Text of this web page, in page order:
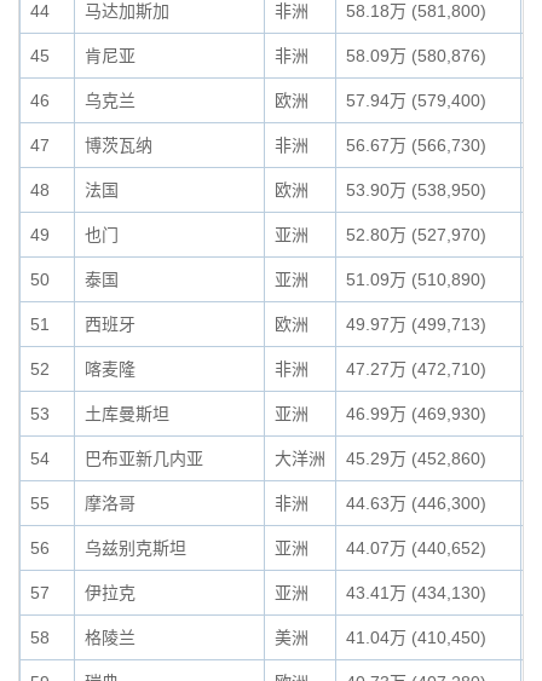
44 马达加斯加 非洲 58.18万 (581,800)
45 肯尼亚 非洲 58.09万 (580,876)
46 乌克兰 欧洲 57.94万 (579,400)
47 博茨瓦纳 非洲 56.67万 (566,730)
48 法国 欧洲 53.90万 (538,950)
49 也门 亚洲 52.80万 (527,970)
50 泰国 亚洲 51.09万 (510,890)
51 西班牙 欧洲 49.97万 (499,713)
52 喀麦隆 非洲 47.27万 (472,710)
53 土库曼斯坦 亚洲 46.99万 (469,930)
54 巴布亚新几内亚 大洋洲 45.29万 (452,860)
55 摩洛哥 非洲 44.63万 (446,300)
56 乌兹别克斯坦 亚洲 44.07万 (440,652)
57 伊拉克 亚洲 43.41万 (434,130)
58 格陵兰 美洲 41.04万 (410,450)